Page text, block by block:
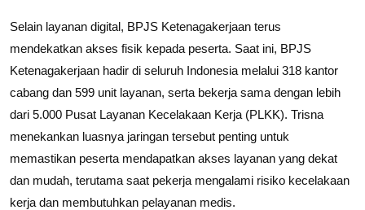
Selain layanan digital, BPJS Ketenagakerjaan terus
mendekatkan akses fisik kepada peserta. Saat ini, BPJS
Ketenagakerjaan hadir di seluruh Indonesia melalui 318 kantor
cabang dan 599 unit layanan, serta bekerja sama dengan lebih
dari 5.000 Pusat Layanan Kecelakaan Kerja (PLKK). Trisna
menekankan luasnya jaringan tersebut penting untuk
memastikan peserta mendapatkan akses layanan yang dekat
dan mudah, terutama saat pekerja mengalami risiko kecelakaan
kerja dan membutuhkan pelayanan medis.